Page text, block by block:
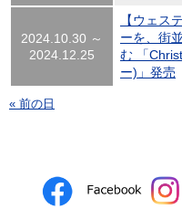
2024.10.30 ～
2024.12.25
【ウェス
ーを、街
む 「
ー)」発売
« 前の日